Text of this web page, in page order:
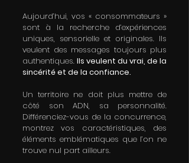
Aujourd’hui, vos « consommateurs »
sont à la recherche d’expériences
uniques, sensorielle et originales. Ils
veulent des messages toujours plus
authentiques. Ils veulent du vrai, de la
sincérité et de la confiance.
Un territoire ne doit plus mettre de
côté son ADN, sa personnalité.
Différenciez-vous de la concurrence,
montrez vos caractéristiques, des
éléments emblématiques que l’on ne
trouve nul part ailleurs.